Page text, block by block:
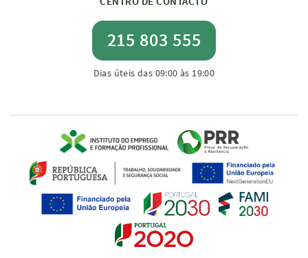
215 803 555
Dias úteis das 09:00 às 19:00